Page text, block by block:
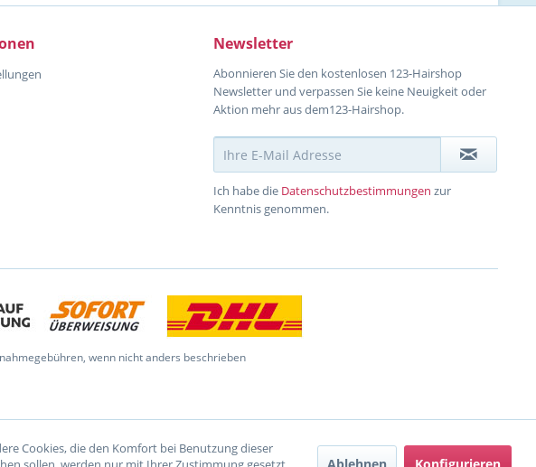
Newsletter
Abonnieren Sie den kostenlosen 123-Hairshop
Newsletter und verpassen Sie keine Neuigkeit oder
Aktion mehr aus dem123-Hairshop.
Ich habe die Datenschutzbestimmungen zur
Kenntnis genommen.
wenn nicht anders beschrieben
Cookies, die den Komfort bei Benutzung dieser